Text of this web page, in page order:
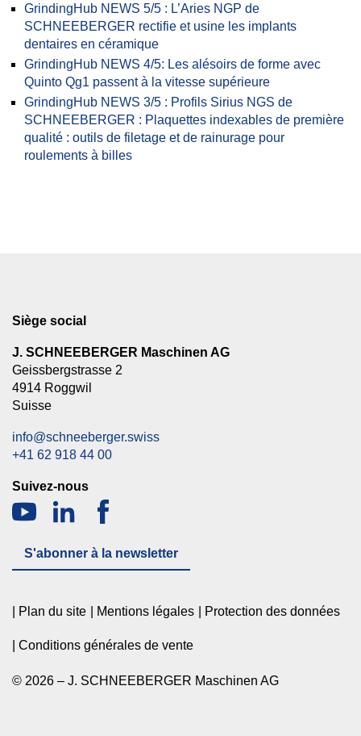
GrindingHub NEWS 5/5 : L’Aries NGP de
SCHNEEBERGER rectifie et usine les implants
dentaires en céramique
GrindingHub NEWS 4/5: Les alésoirs de forme avec
Quinto Qg1 passent à la vitesse supérieure
GrindingHub NEWS 3/5 : Profils Sirius NGS de
SCHNEEBERGER : Plaquettes indexables de première
qualité : outils de filetage et de rainurage pour
roulements à billes
Siège social
J. SCHNEEBERGER Maschinen AG
Geissbergstrasse 2
4914 Roggwil
Suisse
info@schneeberger.swiss
+41 62 918 44 00
Suivez-nous
S'abonner à la newsletter
Plan du site Mentions légales Protection des données
Conditions générales de vente
© 2026 – J. SCHNEEBERGER Maschinen AG